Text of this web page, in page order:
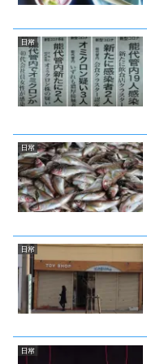
日常
日常
日常
日常